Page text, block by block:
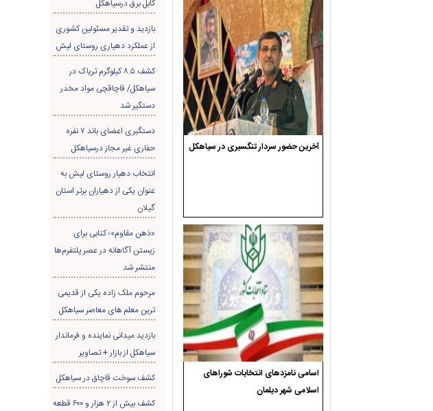
آخرین حضور سردار تنگسیری در سیاهکل
اسامی نامزدهای انتخابات شوراهای
اسلامی شهر دیلمان
کابل برق درسیاهکل
بازدید و تقدیر مسئولین کشوری
از عملکرد دهیاری روستای لیش
کشف ۸.۵ کیلوگرم تریاک در
سیاهکل/ قاچاقچی مواد مخدر
دستگیر شد
دستگیری اعضای باند ۷ نفره
حفاری غير مجاز درسیاهکل
انتخاب دهیار روستای لیش به
عنوان یکی از دهیاران برتر استان
گیلان
«ذهن مقاوم»؛ کتابی برای
زیستن آگاهانه در عصر پلتفرم‌ها
منتشر شد
مرحوم ملک زاده یکی از قدیمی
ترین معلم های معاصر سیاهکل
بازدید میدانی نماینده و فرماندار
سیاهکل از بازار + تصاویر
کشف سوخت قاچاق در سياهکل
کشف بیش از ۲ هزار و ۶۰۰ قطعه